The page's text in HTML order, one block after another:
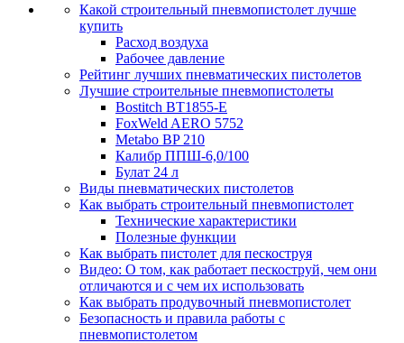
Какой строительный пневмопистолет лучше
купить
Расход воздуха
Рабочее давление
Рейтинг лучших пневматических пистолетов
Лучшие строительные пневмопистолеты
Bostitch BT1855-E
FoxWeld AERO 5752
Metabo BP 210
Калибр ППШ-6,0/100
Булат 24 л
Виды пневматических пистолетов
Как выбрать строительный пневмопистолет
Технические характеристики
Полезные функции
Как выбрать пистолет для пескоструя
Видео: О том, как работает пескоструй, чем они
отличаются и с чем их использовать
Как выбрать продувочный пневмопистолет
Безопасность и правила работы с
пневмопистолетом